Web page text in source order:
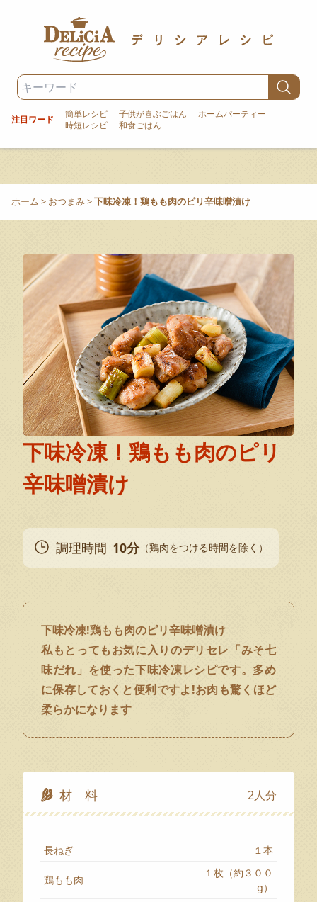
注目ワード 簡単レシピ 子供が喜ぶごはん
ホームパーティー
時短レシピ
和食ごはん
ホーム > おつまみ>下味冷凍！鶏もも肉のピリ辛味噌漬け
下味冷凍！鶏もも肉のピリ
辛味噌漬け
調理時間 10分（鶏肉をつける時間を除く）
下味冷凍!鶏もも肉のピリ辛味噌漬け
私もとってもお気に入りのデリセレ「みそ七
味だれ」を使った下味冷凍レシピです。多め
に保存しておくと便利ですよ!お肉も驚くほど
柔らかになります
材 料 2人分
長ねぎ １本
鶏もも肉
１枚（約３００
g）